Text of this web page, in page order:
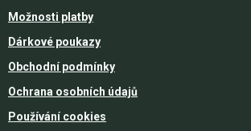
Možnosti platby
Dárkové poukazy
Obchodní podmínky
Ochrana osobních údajů
Používání cookies